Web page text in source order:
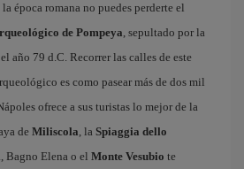
época romana no puedes perderte el
de Pompeya, sepultado por la
año 79 d.C. Recorrer las calles de este
es como pasear más de dos mil
ofrece a sus turistas lo mejor de la
de Miliscola, la Spiaggia dello
Bagno Elena o el Monte Vesubio te